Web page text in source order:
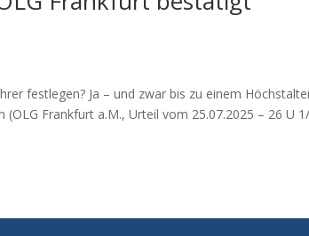
festlegen? Ja – und zwar bis zu einem
Frankfurt a.M., Urteil vom 25.07.2025 – 26 U